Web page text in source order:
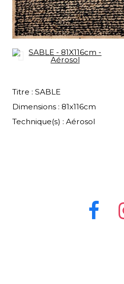
Titre : SABLE
Dimensions : 81x116cm
Technique(s) : Aérosol